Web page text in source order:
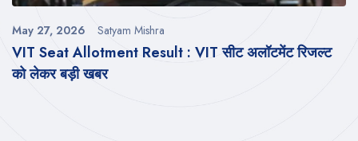
VIT Seat Allotment Result : VIT सीट अलॉटमेंट रिजल्ट
को लेकर बड़ी खबर
May 27, 2026 Satyam Mishra